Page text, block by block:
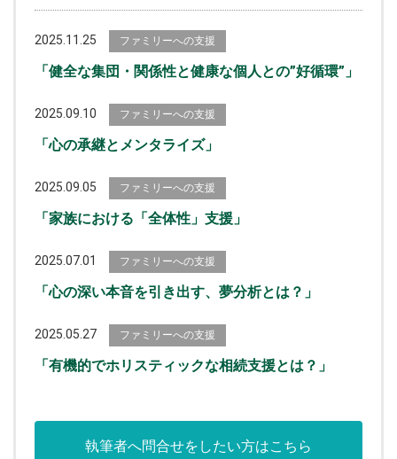
2025.11.25 ファミリーへの支援
「健全な集団・関係性と健康な個人との”好循環”」
2025.09.10 ファミリーへの支援
「心の承継とメンタライズ」
2025.09.05 ファミリーへの支援
「家族における「全体性」支援」
2025.07.01 ファミリーへの支援
「心の深い本音を引き出す、夢分析とは？」
2025.05.27 ファミリーへの支援
「有機的でホリスティックな相続支援とは？」
執筆者へ問合せをしたい方はこちら